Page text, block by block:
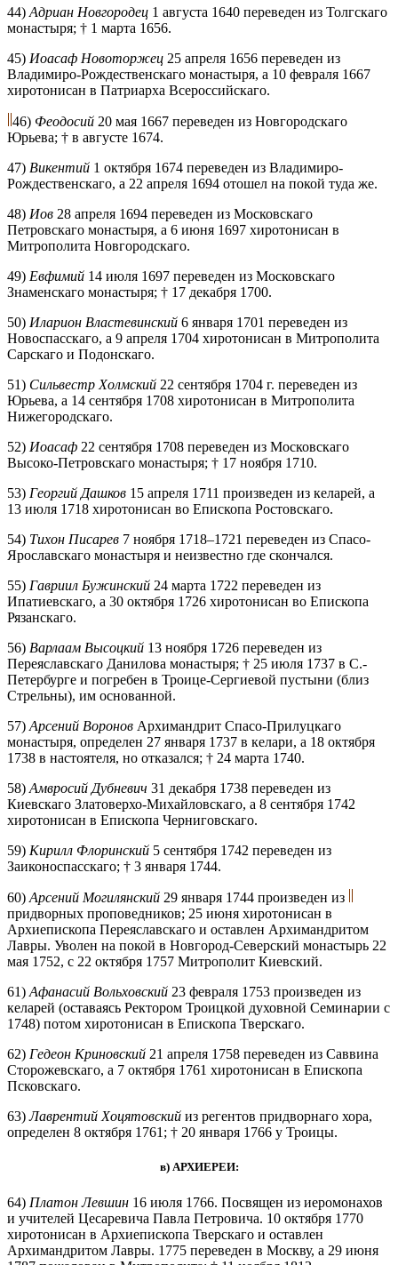
44) Адриан Новгородец 1 августа 1640 переведен из Толгскаго
монастыря; † 1 марта 1656.
45) Иоасаф Новоторжец 25 апреля 1656 переведен из
Владимиро-Рождественскаго монастыря, а 10 февраля 1667
хиротонисан в Патриарха Всероссийскаго.
46) Феодосий 20 мая 1667 переведен из Новгородскаго
Юрьева; † в августе 1674.
47) Викентий 1 октября 1674 переведен из Владимиро-
Рождественскаго, а 22 апреля 1694 отошел на покой туда же.
48) Иов 28 апреля 1694 переведен из Московскаго
Петровскаго монастыря, а 6 июня 1697 хиротонисан в
Митрополита Новгородскаго.
49) Евфимий 14 июля 1697 переведен из Московскаго
Знаменскаго монастыря; † 17 декабря 1700.
50) Иларион Властевинский 6 января 1701 переведен из
Новоспасскаго, а 9 апреля 1704 хиротонисан в Митрополита
Сарскаго и Подонскаго.
51) Сильвестр Холмский 22 сентября 1704 г. переведен из
Юрьева, а 14 сентября 1708 хиротонисан в Митрополита
Нижегородскаго.
52) Иоасаф 22 сентября 1708 переведен из Московскаго
Высоко-Петровскаго монастыря; † 17 ноября 1710.
53) Георгий Дашков 15 апреля 1711 произведен из келарей, а
13 июля 1718 хиротонисан во Епископа Ростовскаго.
54) Тихон Писарев 7 ноября 1718–1721 переведен из Спасо-
Ярославскаго монастыря и неизвестно где скончался.
55) Гавриил Бужинский 24 марта 1722 переведен из
Ипатиевскаго, а 30 октября 1726 хиротонисан во Епископа
Рязанскаго.
56) Варлаам Высоцкий 13 ноября 1726 переведен из
Переяславскаго Данилова монастыря; † 25 июля 1737 в С.-
Петербурге и погребен в Троице-Сергиевой пустыни (близ
Стрельны), им основанной.
57) Арсений Воронов Архимандрит Спасо-Прилуцкаго
монастыря, определен 27 января 1737 в келари, а 18 октября
1738 в настоятеля, но отказался; † 24 марта 1740.
58) Амвросий Дубневич 31 декабря 1738 переведен из
Киевскаго Златоверхо-Михайловскаго, а 8 сентября 1742
хиротонисан в Епископа Черниговскаго.
59) Кирилл Флоринский 5 сентября 1742 переведен из
Заиконоспасскаго; † 3 января 1744.
60) Арсений Могилянский 29 января 1744 произведен из
придворных проповедников; 25 июня хиротонисан в
Архиепископа Переяславскаго и оставлен Архимандритом
Лавры. Уволен на покой в Новгород-Северский монастырь 22
мая 1752, с 22 октября 1757 Митрополит Киевский.
61) Афанасий Вольховский 23 февраля 1753 произведен из
келарей (оставаясь Ректором Троицкой духовной Семинарии с
1748) потом хиротонисан в Епископа Тверскаго.
62) Гедеон Криновский 21 апреля 1758 переведен из Саввина
Сторожевскаго, а 7 октября 1761 хиротонисан в Епископа
Псковскаго.
63)Лаврентий Хоцятовский из регентов придворнаго хора,
определен 8 октября 1761; † 20 января 1766 у Троицы.
в) АРХИЕРЕИ:
64) Платон Левшин 16 июля 1766. Посвящен из иеромонахов
и учителей Цесаревича Павла Петровича. 10 октября 1770
хиротонисан в Архиепископа Тверскаго и оставлен
Архимандритом Лавры. 1775 переведен в Москву, а 29 июня